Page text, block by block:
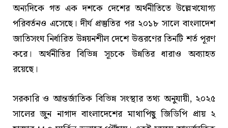
অন্যদিকে গত এক দশকে দেশের অর্থনীতিতে উল্লেখযোগ্য
পরিবর্তনও এসেছে। দীর্ঘ প্রস্তুতির পর ২০১৮ সালে বাংলাদেশ
জাতিসংঘ নির্ধারিত উন্নয়নশীল দেশে উত্তরণের তিনটি শর্ত পূরণ
করে। অর্থনীতির বিভিন্ন সূচকে উন্নতির ধারাও অব্যাহত
রয়েছে।
সরকারি ও আন্তর্জাতিক বিভিন্ন সংস্থার তথ্য অনুযায়ী, ২০২৫
সালের জুন নাগাদ বাংলাদেশের মাথাপিছু জিডিপি প্রায় ২